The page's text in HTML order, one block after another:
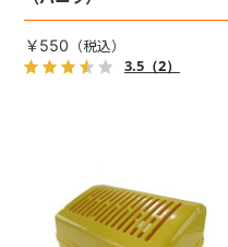
￥550
3.5（2）